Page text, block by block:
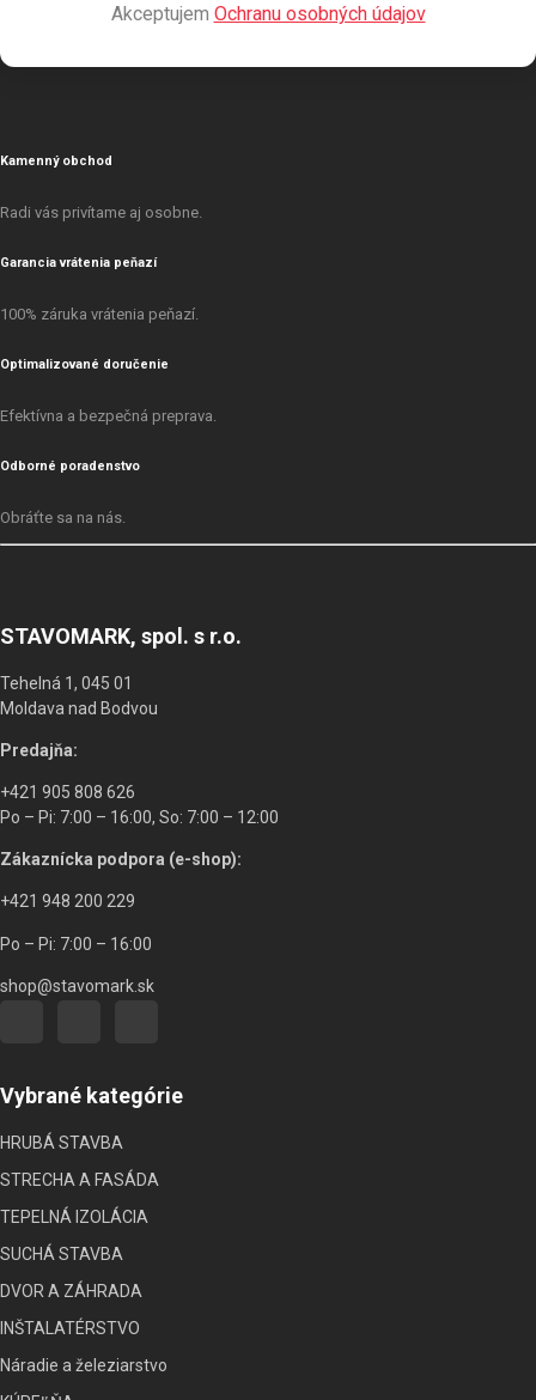
Akceptujem Ochranu osobných údajov
Kamenný obchod
Radi vás privítame aj osobne.
Garancia vrátenia peňazí
100% záruka vrátenia peňazí.
Optimalizované doručenie
Efektívna a bezpečná preprava.
Odborné poradenstvo
Obráťte sa na nás.
STAVOMARK, spol. s r.o.
Tehelná 1, 045 01
Moldava nad Bodvou
Predajňa:
+421 905 808 626
Po – Pi: 7:00 – 16:00, So: 7:00 – 12:00
Zákaznícka podpora (e-shop):
+421 948 200 229
Po – Pi: 7:00 – 16:00
shop@stavomark.sk
Vybrané kategórie
HRUBÁ STAVBA
STRECHA A FASÁDA
TEPELNÁ IZOLÁCIA
SUCHÁ STAVBA
DVOR A ZÁHRADA
INŠTALATÉRSTVO
Náradie a železiarstvo